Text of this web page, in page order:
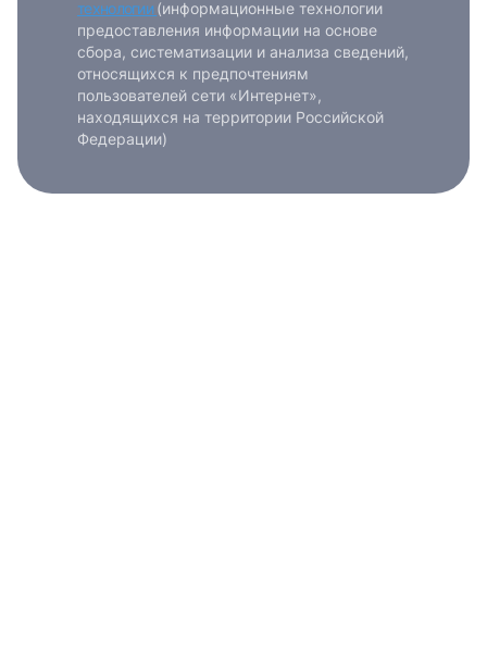
технологии (информационные технологии
предоставления информации на основе
сбора, систематизации и анализа сведений,
относящихся к предпочтениям
пользователей сети «Интернет»,
находящихся на территории Российской
Федерации)